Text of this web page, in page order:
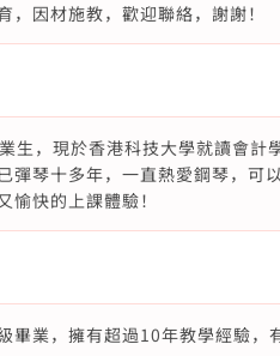
，因材施教，歡迎聯絡，謝謝！
生，現於香港科技大學就讀會計
彈琴十多年，一直熱愛鋼琴，可
愉快的上課體驗！
畢業，擁有超過10年教學經驗，